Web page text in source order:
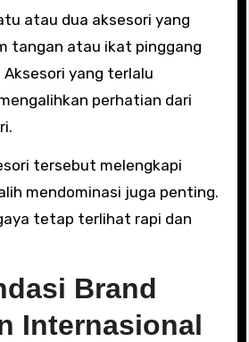
atau dua aksesori yang
tangan atau ikat pinggang
yang terlalu
perhatian dari
tersebut melengkapi
mendominasi juga penting.
tetap terlihat rapi dan
Brand
Internasional